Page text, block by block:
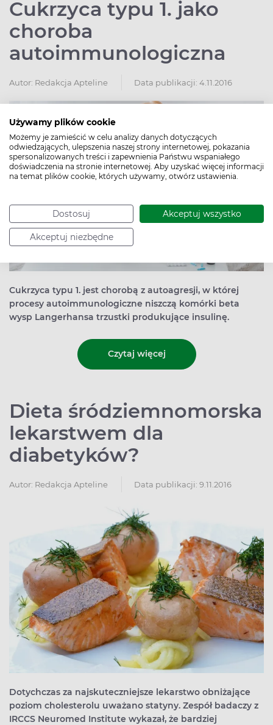
Używamy plików cookie
Możemy je zamieścić w celu analizy danych dotyczących
odwiedzających, ulepszenia naszej strony internetowej, pokazania
spersonalizowanych treści i zapewnienia Państwu wspaniałego
doświadczenia na stronie internetowej. Aby uzyskać więcej informacji
na temat plików cookie, których używamy, otwórz ustawienia.
Dostosuj Akceptuj wszystko
Akceptuj niezbędne
Cukrzyca typu 1. jako
choroba
autoimmunologiczna
Autor: Redakcja Apteline Data publikacji: 4.11.2016
Cukrzyca typu 1. jest chorobą z autoagresji, w której
procesy autoimmunologiczne niszczą komórki beta
wysp Langerhansa trzustki produkujące insulinę.
Czytaj więcej
Dieta śródziemnomorska
lekarstwem dla
diabetyków?
Autor: Redakcja Apteline Data publikacji: 9.11.2016
Dotychczas za najskuteczniejsze lekarstwo obniżające
poziom cholesterolu uważano statyny. Zespół badaczy z
IRCCS Neuromed Institute wykazał, że bardziej